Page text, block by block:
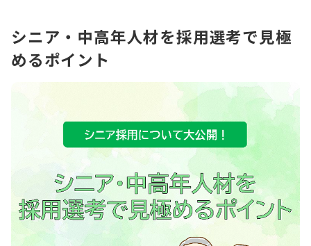
シニア・中高年人材を採用選考で見極
めるポイント